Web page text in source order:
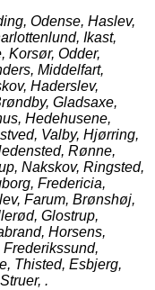
Odense, Haslev,
Ikast,
Korsør, Odder,
Middelfart,
Haderslev,
Gladsaxe,
Hedehusene,
Valby, Hjørring,
Rønne,
Nakskov, Ringsted,
Fredericia,
Farum, Brønshøj,
Glostrup,
Horsens,
Thisted, Esbjerg,
.